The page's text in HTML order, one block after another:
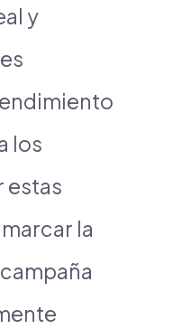
y
los
estas
la